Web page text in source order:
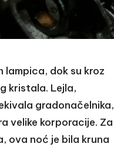
lampica, dok su kroz
kristala. Lejla,
gradonačelnika,
velike korporacije. Za
ova noć je bila kruna